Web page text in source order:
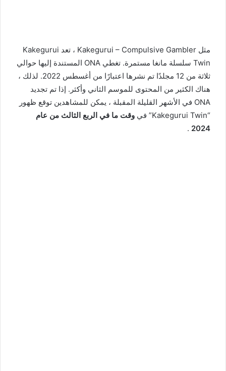
مثل Kakegurui – Compulsive Gambler ، تعد Kakegurui
Twin سلسلة مانغا مستمرة. تغطي ONA المستندة إليها حوالي
ثلاثة من 12 مجلدًا تم نشرها اعتبارًا من أغسطس 2022. لذلك ،
هناك الكثير من المحتوى للموسم الثاني وأكثر. إذا تم تجديد
ONA في الأشهر القليلة المقبلة ، يمكن للمشاهدين توقع ظهور
“Kakegurui Twin” في
وقت ما في الربع الثالث من عام
2024
.